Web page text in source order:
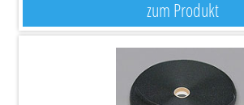
zum Produkt